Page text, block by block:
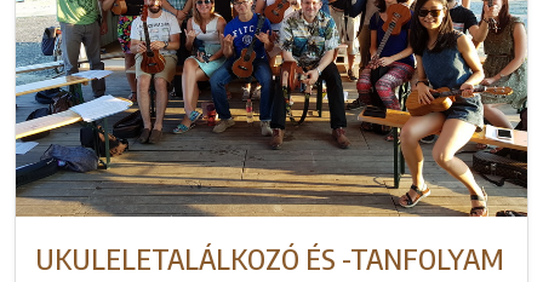
UKULELETALÁLKOZÓ ÉS -TANFOLYAM